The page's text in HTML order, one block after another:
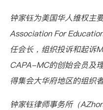
钟家钰为美国华人维权主
Association For
任会长，组织投诉和起诉
CAPA-MC的创始会员及
得集会大华府地区的组织者
钟家钰律师事务所（